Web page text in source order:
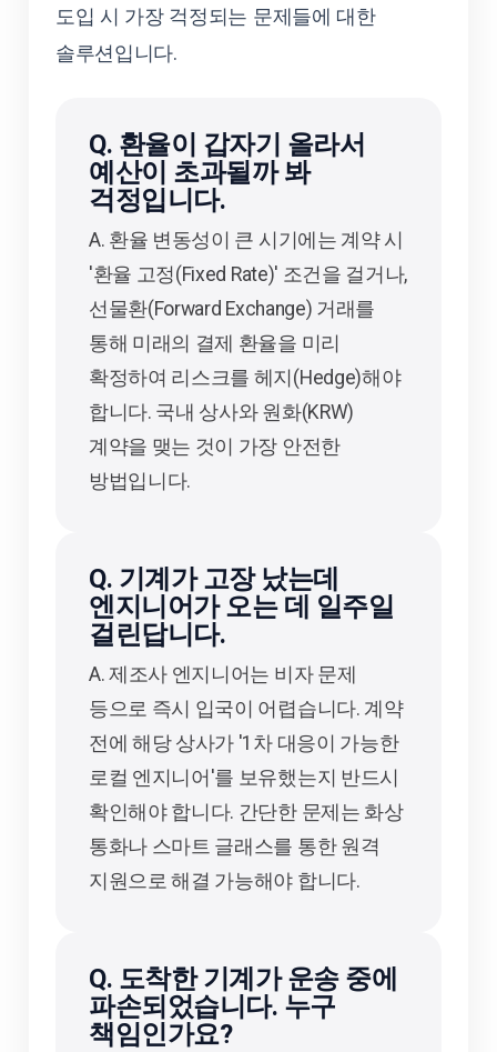
도입 시 가장 걱정되는 문제들에 대한
솔루션입니다.
Q. 환율이 갑자기 올라서
예산이 초과될까 봐
걱정입니다.
A. 환율 변동성이 큰 시기에는 계약 시
'환율 고정(Fixed Rate)' 조건을 걸거나,
선물환(Forward Exchange) 거래를
통해 미래의 결제 환율을 미리
확정하여 리스크를 헤지(Hedge)해야
합니다. 국내 상사와 원화(KRW)
계약을 맺는 것이 가장 안전한
방법입니다.
Q. 기계가 고장 났는데
엔지니어가 오는 데 일주일
걸린답니다.
A. 제조사 엔지니어는 비자 문제
등으로 즉시 입국이 어렵습니다. 계약
전에 해당 상사가 '1차 대응이 가능한
로컬 엔지니어'를 보유했는지 반드시
확인해야 합니다. 간단한 문제는 화상
통화나 스마트 글래스를 통한 원격
지원으로 해결 가능해야 합니다.
Q. 도착한 기계가 운송 중에
파손되었습니다. 누구
책임인가요?